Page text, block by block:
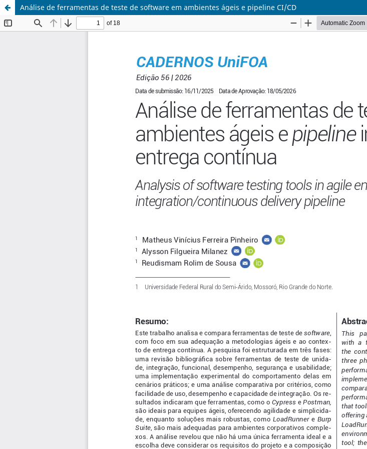
Análise de ferramentas de teste de software em ambientes ágeis e pipeline CI/CD